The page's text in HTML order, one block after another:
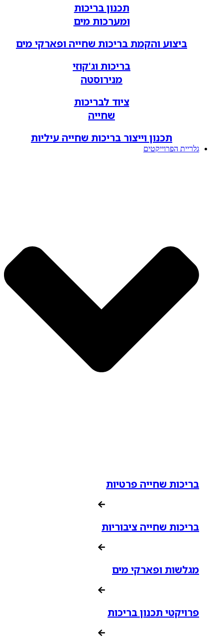
תכנון בריכות
ומערכות מים
ביצוע והקמת בריכות שחייה ופארקי מים
בריכות וג'קוזי
מנירוסטה
ציוד לבריכות
שחייה
תכנון וייצור בריכות שחייה עיליות
גלריית הפרוייקטים
בריכות שחייה פרטיות
בריכות שחייה ציבוריות
מגלשות ופארקי מים
פרויקטי תכנון בריכות